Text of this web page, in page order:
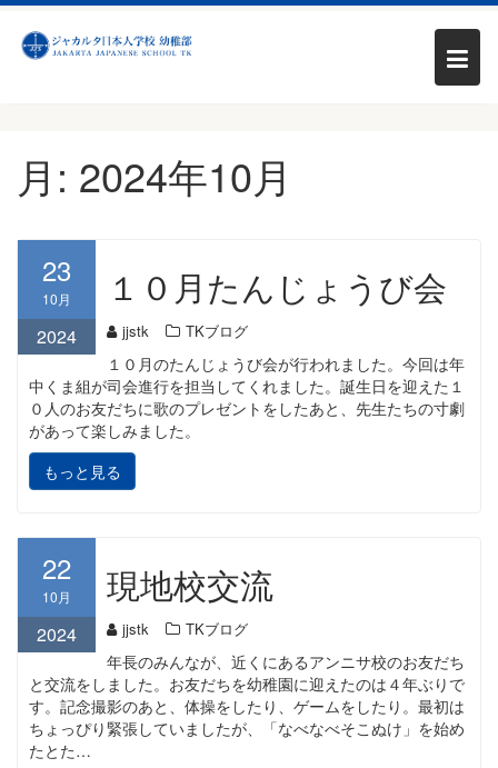
content月: 2024年10月
23
10月
2024
１０月たんじょうび会
jjstk TKブログ
１０月のたんじょうび会が行われました。今回は年
中くま組が司会進行を担当してくれました。誕生日を迎えた１
０人のお友だちに歌のプレゼントをしたあと、先生たちの寸劇
があって楽しみました。
もっと見る
22
10月
2024
現地校交流
jjstk TKブログ
年長のみんなが、近くにあるアンニサ校のお友だち
と交流をしました。お友だちを幼稚園に迎えたのは４年ぶりで
す。記念撮影のあと、体操をしたり、ゲームをしたり。最初は
ちょっぴり緊張していましたが、「なべなべそこぬけ」を始め
たとた…